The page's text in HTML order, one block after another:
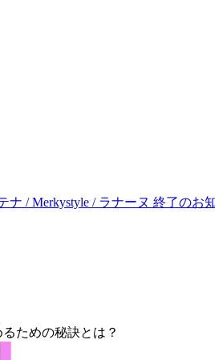
ナ / Merkystyle / ラナーヌ 終了のお
ための秘訣とは？